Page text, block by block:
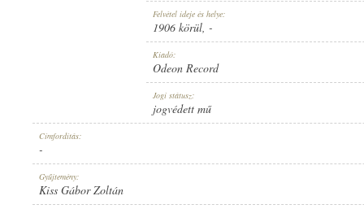
Felvétel ideje és helye:
1906 körül, -
Kiadó:
Odeon Record
Jogi státusz:
jogvédett mű
Címfordítás:
-
Gyűjtemény:
Kiss Gábor Zoltán